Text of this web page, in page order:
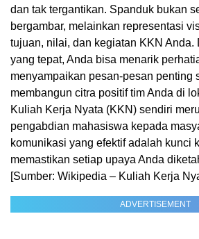
dan tak tergantikan. Spanduk bukan
bergambar, melainkan representasi
tujuan, nilai, dan kegiatan KKN Anda.
yang tepat, Anda bisa menarik
menyampaikan pesan-pesan penting
membangun citra positif tim Anda di
Kuliah Kerja Nyata (KKN) sendiri
pengabdian mahasiswa kepada
komunikasi yang efektif adalah kunci
memastikan setiap upaya Anda
[Sumber: Wikipedia – Kuliah Kerja
ADVERTISEMENT